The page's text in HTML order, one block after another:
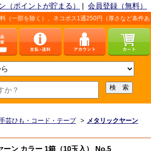
（ポイントが貯まる） | 会員登録（無料）
、ネコポス1通250円（厚さなど条件あり）。詳しく
芸ひも・コード・テープ > メタリックヤーン
ーン カラー 1箱（10玉入） No.5